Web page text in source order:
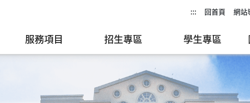
::: 回首頁 網站
服務項目 招生專區 學生專區